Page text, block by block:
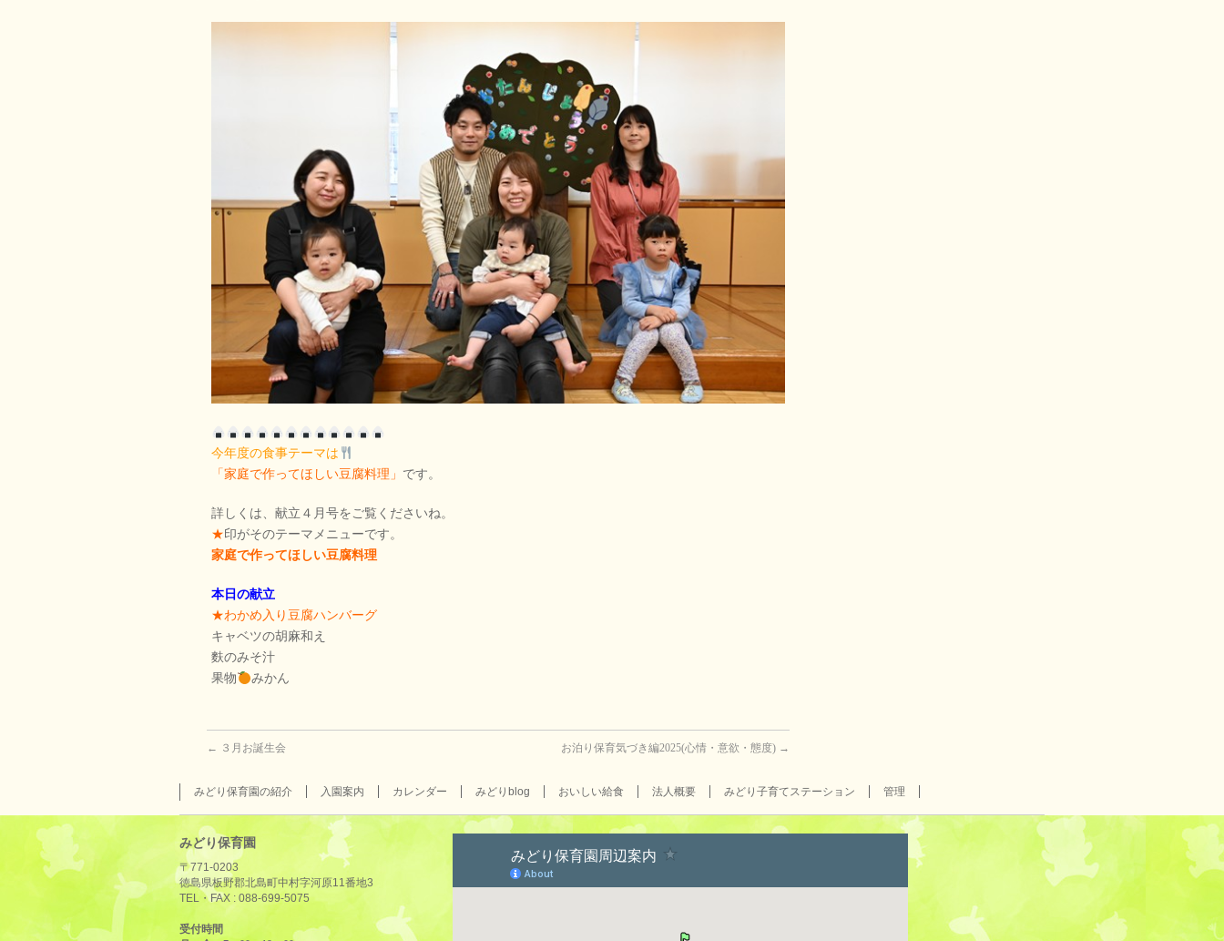
今年度の食事テーマは
「家庭で作ってほしい豆腐料理」 です。
詳しくは、献立４月号をご覧くださいね。
★印がそのテーマメニューです。
家庭で作ってほしい豆腐料理
本日の献立
★わかめ入り豆腐ハンバーグ
キャベツの胡麻和え
麩のみそ汁
果物
みかん
← ３月お誕生会 お泊り保育気づき編2025(心情・意欲・態度) →
みどり保育園の紹介 入園案内 カレンダー みどりblog おいしい給食 法人概要 みどり子育てステーション 管理
みどり保育園
〒771-0203
徳島県板野郡北島町中村字河原11番地3
TEL・FAX : 088-699-5075
受付時間